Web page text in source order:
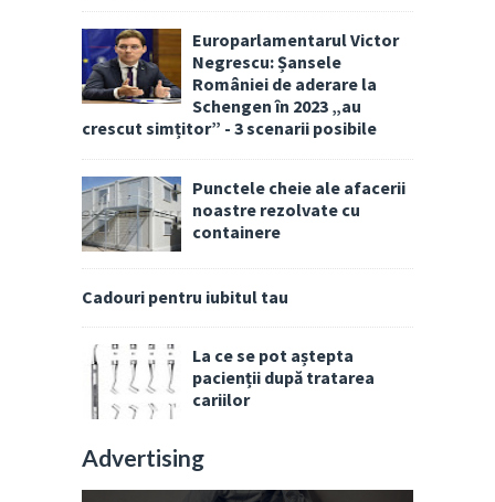
Europarlamentarul Victor
Negrescu: Șansele
României de aderare la
Schengen în 2023 „au
crescut simțitor” - 3 scenarii posibile
Punctele cheie ale afacerii
noastre rezolvate cu
containere
Cadouri pentru iubitul tau
La ce se pot aștepta
pacienții după tratarea
cariilor
Advertising